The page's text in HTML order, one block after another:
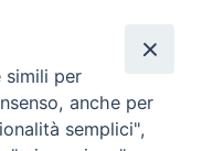
simili per
anche per
semplici",